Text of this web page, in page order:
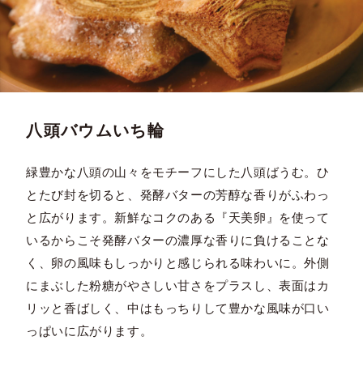
八頭バウムいち輪
緑豊かな八頭の山々をモチーフにした八頭ばうむ。ひ
とたび封を切ると、発酵バターの芳醇な香りがふわっ
と広がります。新鮮なコクのある『天美卵』を使って
いるからこそ発酵バターの濃厚な香りに負けることな
く、卵の風味もしっかりと感じられる味わいに。外側
にまぶした粉糖がやさしい甘さをプラスし、表面はカ
リッと香ばしく、中はもっちりして豊かな風味が口い
っぱいに広がります。